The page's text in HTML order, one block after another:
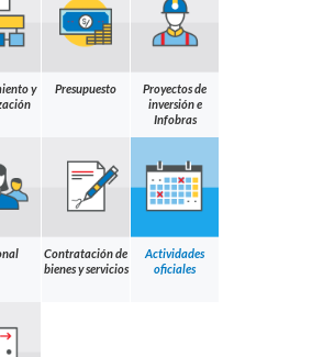
y
Presupuesto
Proyectos de
inversión e
Infobras
Contratación de
bienes y servicios
Actividades
oficiales